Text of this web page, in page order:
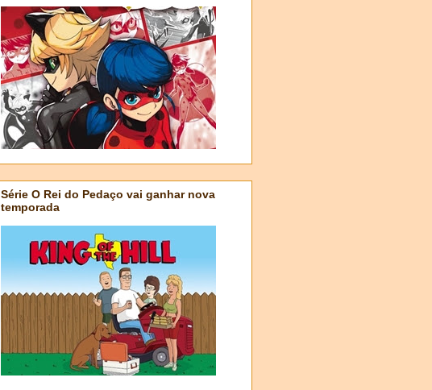
Série O Rei do Pedaço vai ganhar nova
temporada